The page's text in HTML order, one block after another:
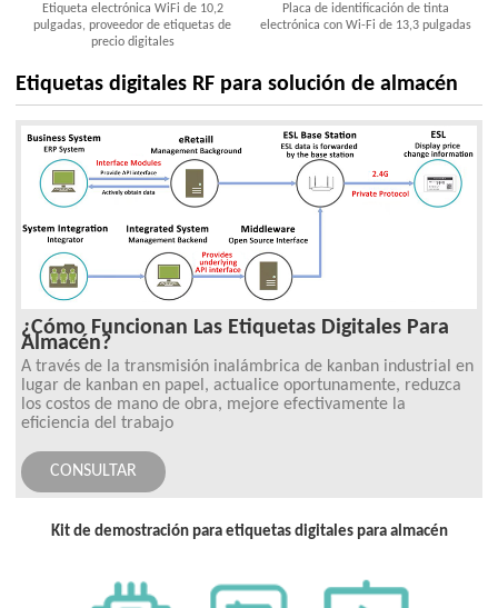
Etiqueta electrónica WiFi de 10,2
pulgadas, proveedor de etiquetas de
precio digitales
Placa de identificación de tinta
electrónica con Wi-Fi de 13,3 pulgadas
Etiquetas digitales RF para solución de almacén
¿Cómo Funcionan Las Etiquetas Digitales Para
Almacén?
A través de la transmisión inalámbrica de kanban industrial en
lugar de kanban en papel, actualice oportunamente, reduzca
los costos de mano de obra, mejore efectivamente la
eficiencia del trabajo
CONSULTAR
Kit de demostración para etiquetas digitales para almacén